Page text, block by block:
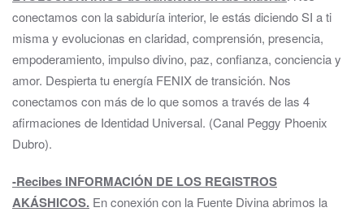
conectamos con la sabiduría interior, le estás diciendo SI a ti
misma y evolucionas en claridad, comprensión, presencia,
empoderamiento, impulso divino, paz, confianza, conciencia y
amor. Despierta tu energía FENIX de transición. Nos
conectamos con más de lo que somos a través de las 4
afirmaciones de Identidad Universal. (Canal Peggy Phoenix
Dubro).
-Recibes INFORMACIÓN DE LOS REGISTROS
AKÁSHICOS. En conexión con la Fuente Divina abrimos la